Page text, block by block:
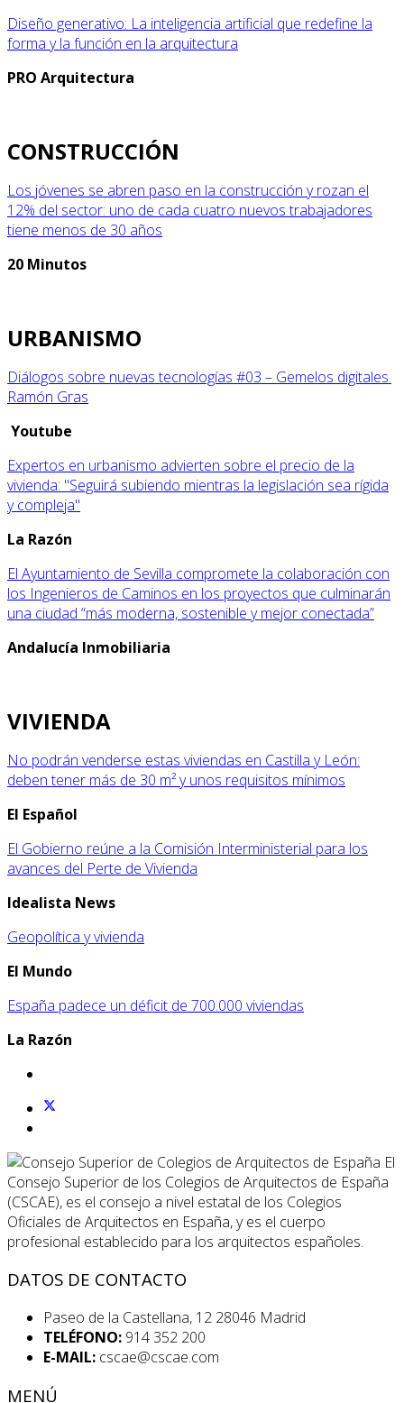
Diseño generativo: La inteligencia artificial que redefine la
forma y la función en la arquitectura
PRO Arquitectura
CONSTRUCCIÓN
Los jóvenes se abren paso en la construcción y rozan el
12% del sector: uno de cada cuatro nuevos trabajadores
tiene menos de 30 años
20 Minutos
URBANISMO
Diálogos sobre nuevas tecnologías #03 – Gemelos digitales.
Ramón Gras
Youtube
Expertos en urbanismo advierten sobre el precio de la
vivienda: "Seguirá subiendo mientras la legislación sea rígida
y compleja"
La Razón
El Ayuntamiento de Sevilla compromete la colaboración con
los Ingenieros de Caminos en los proyectos que culminarán
una ciudad “más moderna, sostenible y mejor conectada”
Andalucía Inmobiliaria
VIVIENDA
No podrán venderse estas viviendas en Castilla y León:
deben tener más de 30 m² y unos requisitos mínimos
El Español
El Gobierno reúne a la Comisión Interministerial para los
avances del Perte de Vivienda
Idealista News
Geopolítica y vivienda
El Mundo
España padece un déficit de 700.000 viviendas
La Razón
El
Consejo Superior de los Colegios de Arquitectos de España
(CSCAE), es el consejo a nivel estatal de los Colegios
Oficiales de Arquitectos en España, y es el cuerpo
profesional establecido para los arquitectos españoles.
DATOS DE CONTACTO
Paseo de la Castellana, 12 28046 Madrid
TELÉFONO: 914 352 200
E-MAIL: cscae@cscae.com
MENÚ